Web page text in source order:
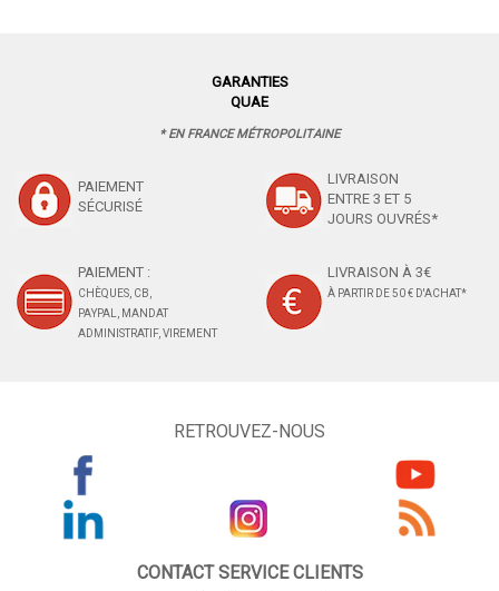
GARANTIES
QUAE
* EN FRANCE MÉTROPOLITAINE
PAIEMENT
SÉCURISÉ
LIVRAISON
ENTRE 3 ET 5
JOURS OUVRÉS*
PAIEMENT :
CHÈQUES, CB,
PAYPAL, MANDAT
ADMINISTRATIF, VIREMENT
LIVRAISON À 3€
À PARTIR DE 50 € D'ACHAT*
RETROUVEZ-NOUS
CONTACT SERVICE CLIENTS